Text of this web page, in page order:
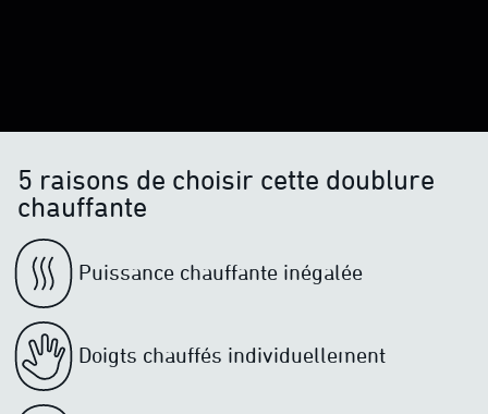
5 raisons de choisir cette doublure
chauffante
Puissance chauffante inégalée
Doigts chauffés individuellement